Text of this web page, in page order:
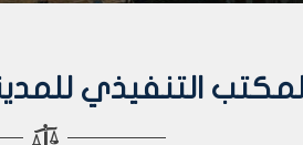
التنفيذي للمدينة رقم 311